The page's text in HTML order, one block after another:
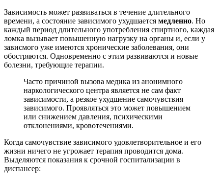
Зависимость может развиваться в течение длительного
времени, а состояние зависимого ухудшается медленно. Но
каждый период длительного употребления спиртного, каждая
ломка вызывает повышенную нагрузку на органы и, если у
зависмого уже имеются хронические заболевания, они
обостряются. Одновременно с этим развиваются и новые
болезни, требующие терапии.
Часто причиной вызова медика из анонимного
наркологического центра является не сам факт
зависимости, а резкое ухудшение самочувствия
зависимого. Проявляться это может повышением
или снижением давления, психическими
отклонениями, кровотечениями.
Когда самочувствие зависимого удовлетворительное и его
жизни ничего не угрожает терапия проводится дома.
Выделяются показания к срочной госпитализации в
диспансер: